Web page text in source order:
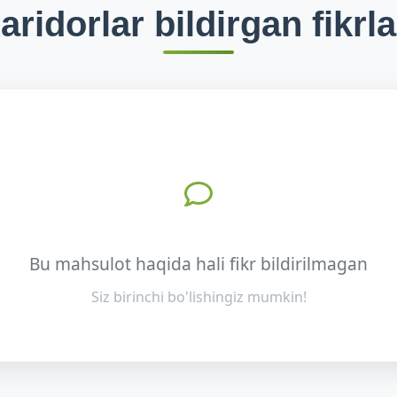
bildirgan
Bu mahsulot haqida hali fikr bildirilmagan
Siz birinchi bo'lishingiz mumkin!